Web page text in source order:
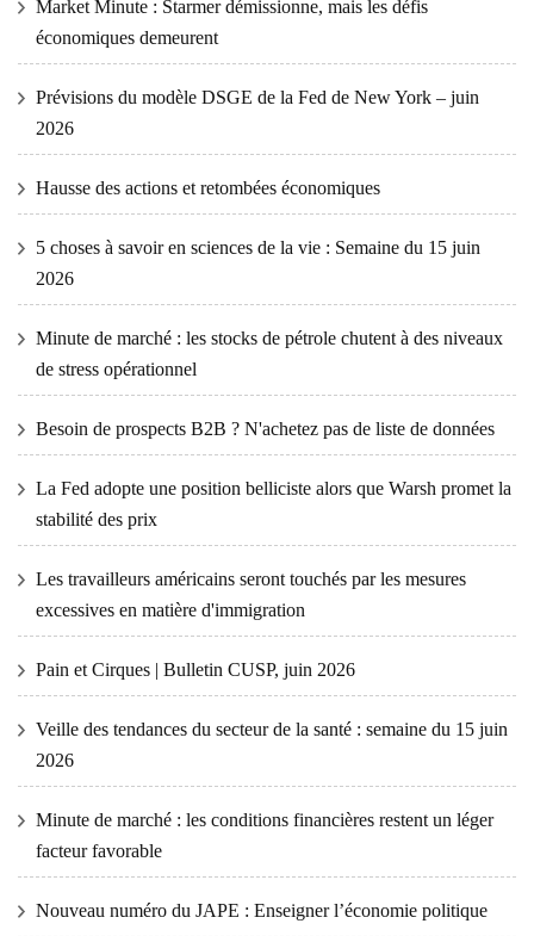
Market Minute : Starmer démissionne, mais les défis
économiques demeurent
Prévisions du modèle DSGE de la Fed de New York – juin
2026
Hausse des actions et retombées économiques
5 choses à savoir en sciences de la vie : Semaine du 15 juin
2026
Minute de marché : les stocks de pétrole chutent à des niveaux
de stress opérationnel
Besoin de prospects B2B ? N'achetez pas de liste de données
La Fed adopte une position belliciste alors que Warsh promet la
stabilité des prix
Les travailleurs américains seront touchés par les mesures
excessives en matière d'immigration
Pain et Cirques | Bulletin CUSP, juin 2026
Veille des tendances du secteur de la santé : semaine du 15 juin
2026
Minute de marché : les conditions financières restent un léger
facteur favorable
Nouveau numéro du JAPE : Enseigner l’économie politique